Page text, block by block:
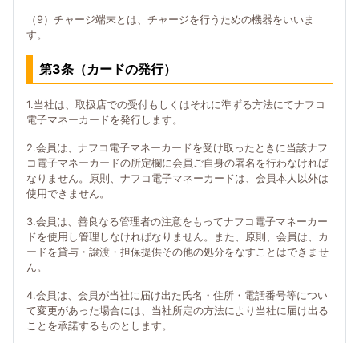
（9）チャージ端末とは、チャージを行うための機器をいいま
す。
第3条（カードの発行）
1.当社は、取扱店での受付もしくはそれに準ずる方法にてナフコ
電子マネーカードを発行します。
2.会員は、ナフコ電子マネーカードを受け取ったときに当該ナフ
コ電子マネーカードの所定欄に会員ご自身の署名を行わなければ
なりません。原則、ナフコ電子マネーカードは、会員本人以外は
使用できません。
3.会員は、善良なる管理者の注意をもってナフコ電子マネーカー
ドを使用し管理しなければなりません。また、原則、会員は、カ
ードを貸与・譲渡・担保提供その他の処分をなすことはできませ
ん。
4.会員は、会員が当社に届け出た氏名・住所・電話番号等につい
て変更があった場合には、当社所定の方法により当社に届け出る
ことを承諾するものとします。